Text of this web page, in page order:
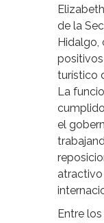
de la
Hidalgo,
turístico
La
el
Entre